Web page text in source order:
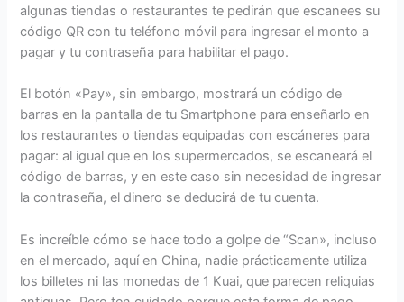
algunas tiendas o restaurantes te pedirán que escanees su
código QR con tu teléfono móvil para ingresar el monto a
pagar y tu contraseña para habilitar el pago.
El botón «Pay», sin embargo, mostrará un código de
barras en la pantalla de tu Smartphone para enseñarlo en
los restaurantes o tiendas equipadas con escáneres para
pagar: al igual que en los supermercados, se escaneará el
código de barras, y en este caso sin necesidad de ingresar
la contraseña, el dinero se deducirá de tu cuenta.
Es increíble cómo se hace todo a golpe de “Scan», incluso
en el mercado, aquí en China, nadie prácticamente utiliza
los billetes ni las monedas de 1 Kuai, que parecen reliquias